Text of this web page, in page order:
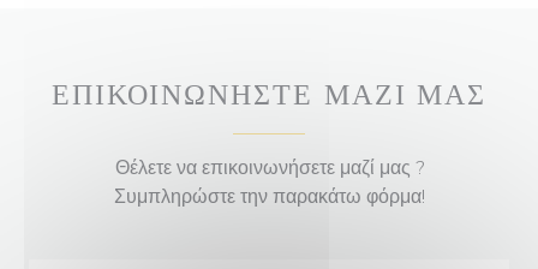
ΕΠΙΚΟΙΝΩΝΉΣΤΕ ΜΑΖΊ ΜΑΣ
Θέλετε να επικοινωνήσετε μαζί μας ?
Συμπληρώστε την παρακάτω φόρμα!